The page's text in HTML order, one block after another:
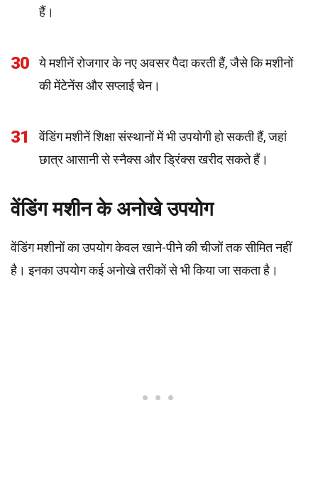
हैं।
30
ये मशीनें रोजगार के नए अवसर पैदा करती हैं, जैसे कि मशीनों
की मेंटेनेंस और सप्लाई चेन।
31
वेंडिंग मशीनें शिक्षा संस्थानों में भी उपयोगी हो सकती हैं, जहां
छात्र आसानी से स्नैक्स और ड्रिंक्स खरीद सकते हैं।
वेंडिंग मशीन के अनोखे उपयोग
वेंडिंग मशीनों का उपयोग केवल खाने-पीने की चीजों तक सीमित नहीं
है। इनका उपयोग कई अनोखे तरीकों से भी किया जा सकता है।